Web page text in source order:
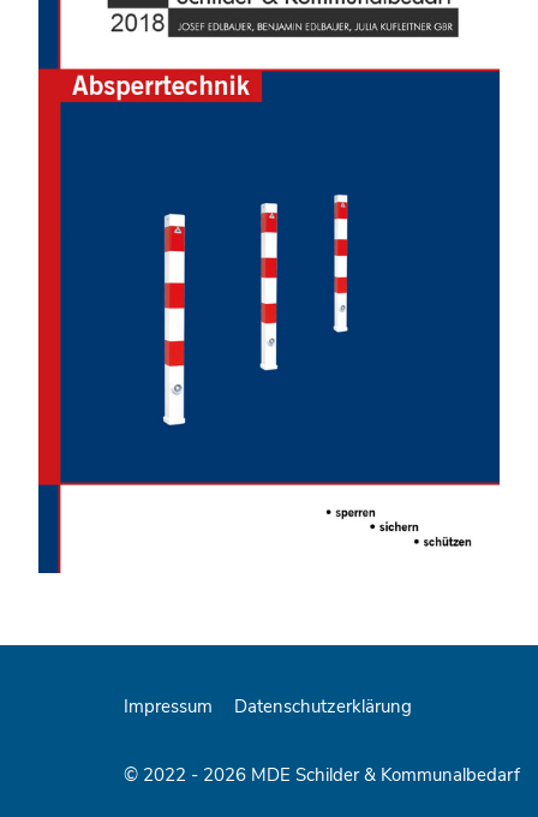
Impressum Datenschutzerklärung
© 2022 - 2026 MDE Schilder & Kommunalbedarf